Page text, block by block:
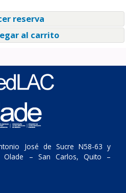
reserva
al carrito
José de Sucre N58-63 y
Olade – San Carlos, Quito –